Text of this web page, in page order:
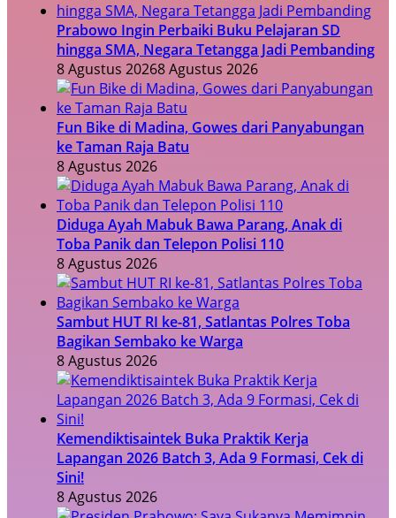
Prabowo Ingin Perbaiki Buku Pelajaran SD
hingga SMA, Negara Tetangga Jadi Pembanding
8 Agustus 20268 Agustus 2026
Fun Bike di Madina, Gowes dari Panyabungan
ke Taman Raja Batu
8 Agustus 2026
Diduga Ayah Mabuk Bawa Parang, Anak di
Toba Panik dan Telepon Polisi 110
8 Agustus 2026
Sambut HUT RI ke-81, Satlantas Polres Toba
Bagikan Sembako ke Warga
8 Agustus 2026
Kemendiktisaintek Buka Praktik Kerja
Lapangan 2026 Batch 3, Ada 9 Formasi, Cek di
Sini!
8 Agustus 2026